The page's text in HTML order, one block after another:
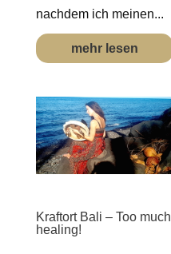
nachdem ich meinen...
mehr lesen
Kraftort Bali – Too much
healing!